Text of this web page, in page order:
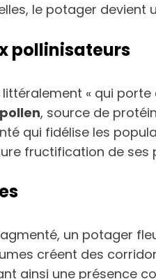
le potager
pollinisateurs
« qui
pollen, source de
qui fidélise les
fructification de ses
un potager
créent des
ainsi une présence